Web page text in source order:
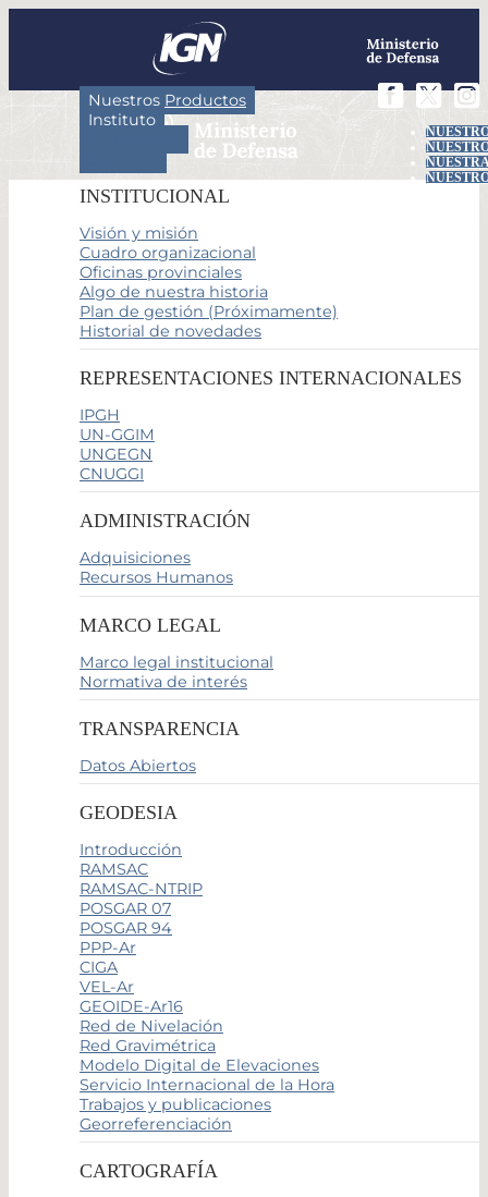
Nuestros Productos
Instituto
INSTITUCIONAL
Visión y misión
Cuadro organizacional
Oficinas provinciales
Algo de nuestra historia
Plan de gestión (Próximamente)
Historial de novedades
REPRESENTACIONES INTERNACIONALES
IPGH
UN-GGIM
UNGEGN
CNUGGI
ADMINISTRACIÓN
Adquisiciones
Recursos Humanos
MARCO LEGAL
Marco legal institucional
Normativa de interés
TRANSPARENCIA
Datos Abiertos
GEODESIA
Introducción
RAMSAC
RAMSAC-NTRIP
POSGAR 07
POSGAR 94
PPP-Ar
CIGA
VEL-Ar
GEOIDE-Ar16
Red de Nivelación
Red Gravimétrica
Modelo Digital de Elevaciones
Servicio Internacional de la Hora
Trabajos y publicaciones
Georreferenciación
CARTOGRAFÍA